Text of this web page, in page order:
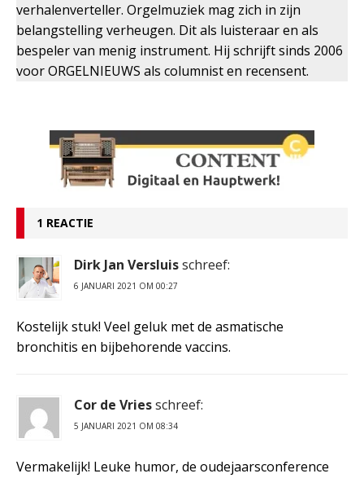
verhalenverteller. Orgelmuziek mag zich in zijn
belangstelling verheugen. Dit als luisteraar en als
bespeler van menig instrument. Hij schrijft sinds 2006
voor ORGELNIEUWS als columnist en recensent.
1 REACTIE
Dirk Jan Versluisschreef:
6 JANUARI 2021 OM 00:27
Kostelijk stuk! Veel geluk met de asmatische
bronchitis en bijbehorende vaccins.
Cor de Vriesschreef:
5 JANUARI 2021 OM 08:34
Vermakelijk! Leuke humor, de oudejaarsconference